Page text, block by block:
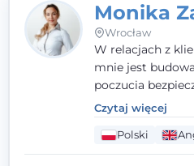
Monika
Wrocław
W relacjach z
mnie jest
poczucia
poznawczo-
które
(TSR). Te
zamierzonych
Czytaj więcej
Polski